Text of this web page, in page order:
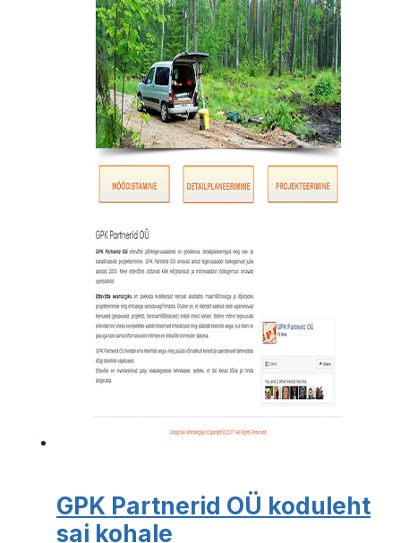
GPK Partnerid OÜ koduleht
sai kohale